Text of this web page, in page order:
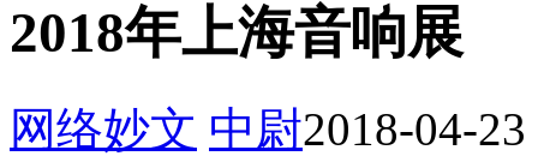
2018年上海音响展
网络妙文 中尉2018-04-23